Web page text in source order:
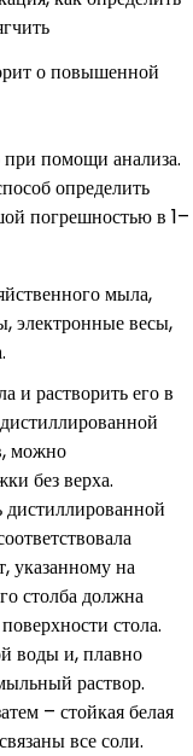
о повышенной
помощи анализа.
определить
погрешностью в 1–
мыла,
электронные весы,
и растворить его в
можно
без верха.
указанному на
столба должна
стола.
воды и, плавно
раствор.
– стойкая белая
все соли.